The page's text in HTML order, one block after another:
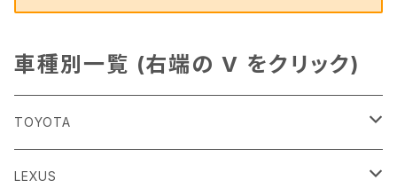
車種別一覧 (右端の V をクリック)
TOYOTA
86
LEXUS